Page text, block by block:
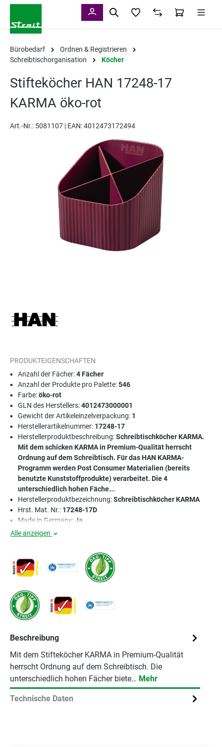
Bürobedarf
Ordnen & Registrieren
Schreibtischorganisation
Köcher
Stifteköcher HAN 17248-17
KARMA öko-rot
Art.-Nr.: 5081107 | EAN: 4012473172494
PRODUKTEIGENSCHAFTEN
Anzahl der Fächer:4 Fächer
Anzahl der Produkte pro Palette:546
Farbe:öko-rot
GLN des Herstellers:4012473000001
Gewicht der Artikeleinzelverpackung: 1
Herstellerartikelnummer: 17248-17
Herstellerproduktbeschreibung:Schreibtischköcher KARMA.
Mit dem schicken KARMA in Premium-Qualität herrscht
Ordnung auf dem Schreibtisch. Für das HAN KARMA-
Programm werden Post Consumer Materialien (bereits
benutzte Kunststoffprodukte) verarbeitet. Die 4
unterschiedlich hohen Fäche...
Herstellerproduktbezeichnung:Schreibtischköcher KARMA
Hrst. Mat. Nr.: 17248-17D
Made in Germany:Ja
Alle anzeigen
Beschreibung
Mit dem Stifteköcher KARMA in Premium-Qualität
herrscht Ordnung auf dem Schreibtisch. Die
unterschiedlich hohen Fächer biete… Mehr
Technische Daten